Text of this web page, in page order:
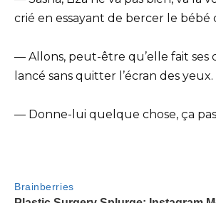
crié en essayant de bercer le bébé
— Allons, peut-être qu’elle fait ses
lancé sans quitter l’écran des yeux.
— Donne-lui quelque chose, ça